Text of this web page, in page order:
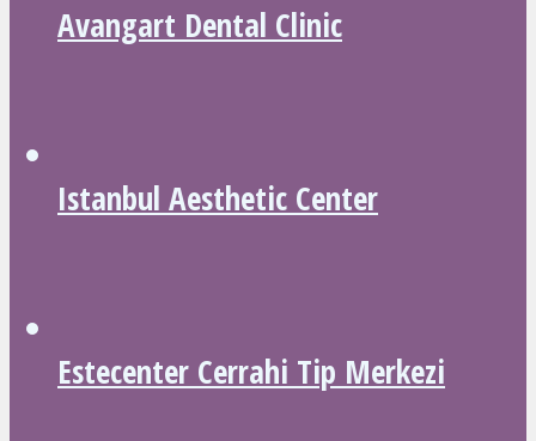
Avangart Dental Clinic
Istanbul Aesthetic Center
Estecenter Cerrahi Tip Merkezi